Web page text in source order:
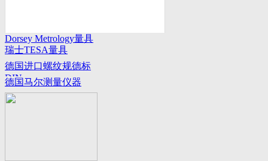
Dorsey Metrology量具
系列
瑞士TESA量具
德国进口螺纹规德标
DIN
德国马尔测量仪器